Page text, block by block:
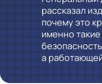
рассказал
почему это
именно
а